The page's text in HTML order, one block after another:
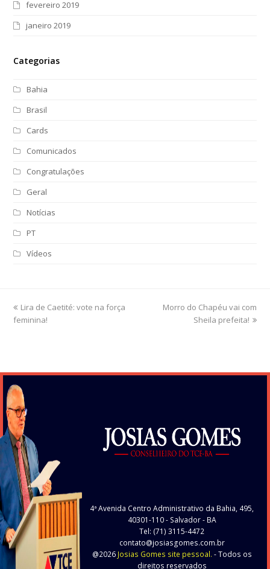
fevereiro 2019
janeiro 2019
Categorias
Bahia
Brasil
Cards
Comunicados
Congratulações
Geral
Notícias
PT
Vídeos
previous
post:
Lira de Caetité: vote na força
feminina!
next
Morro do Chapéu vai com
Sheila prefeita!
4ª Avenida Centro Administrativo da Bahia, 495,
40301-110- Salvador - BA
Tel: (71) 3115-4472
contato@josiasgomes.com.br
@2026 Josias Gomes site pessoal. - Todos os
direitos reservados